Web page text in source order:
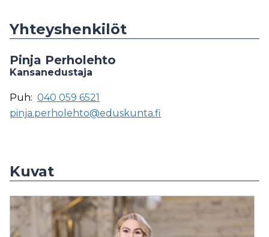
Yhteyshenkilöt
Pinja Perholehto
Kansanedustaja
Puh: 040 059 6521
pinja.perholehto@eduskunta.fi
Kuvat